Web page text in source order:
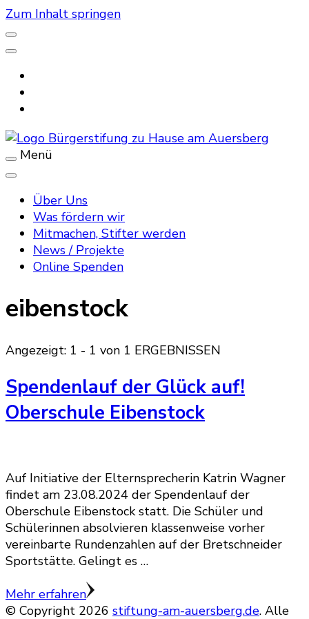
Zum Inhalt springen
stiftung-am-auersberg.de
Menü
Über Uns
Was fördern wir
Mitmachen, Stifter werden
News / Projekte
Online Spenden
eibenstock
Angezeigt: 1 - 1 von 1 ERGEBNISSEN
Spendenlauf der Glück auf!
Oberschule Eibenstock
Auf Initiative der Elternsprecherin Katrin Wagner
findet am 23.08.2024 der Spendenlauf der
Oberschule Eibenstock statt. Die Schüler und
Schülerinnen absolvieren klassenweise vorher
vereinbarte Rundenzahlen auf der Bretschneider
Sportstätte. Gelingt es …
Mehr erfahren
© Copyright 2026 stiftung-am-auersberg.de. Alle